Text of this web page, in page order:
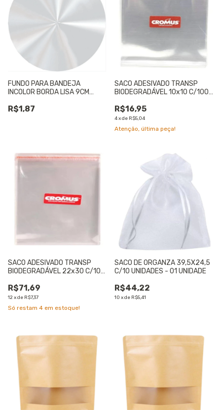
FUNDO PARA BANDEJA
INCOLOR BORDA LISA 9CM
R$1,87
SACO ADESIVADO TRANSP
BIODEGRADÁVEL 10x10 C/100
R$16,95
4xde R$5,04
Atenção, última peça!
SACO ADESIVADO TRANSP
BIODEGRADÁVEL 22x30 C/100
R$71,69
12xde R$7,37
Só restam 4 em estoque!
SACO DE ORGANZA 39,5X24,5
C/10 UNIDADES - 01 UNIDADE
R$44,22
10 xde R$5,41